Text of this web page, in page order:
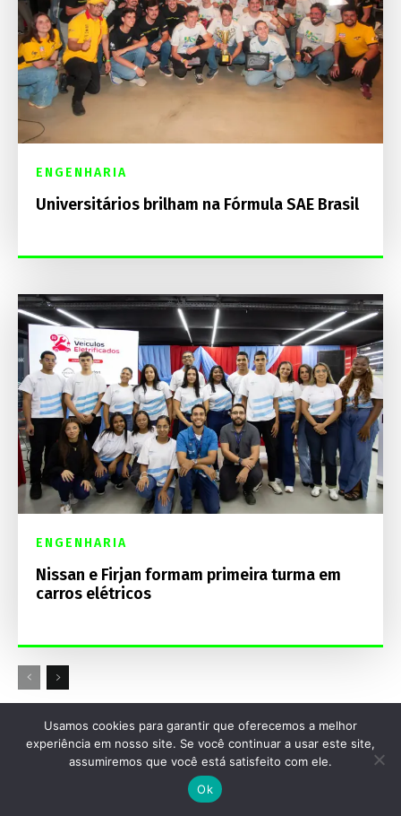
ENGENHARIA
Universitários brilham na Fórmula SAE Brasil
ENGENHARIA
Nissan e Firjan formam primeira turma em
carros elétricos
Destaques Mecânica Online
Usamos cookies para garantir que oferecemos a melhor
experiência em nosso site. Se você continuar a usar este site,
assumiremos que você está satisfeito com ele.
Ok